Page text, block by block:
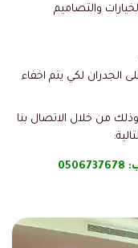
والتصاميم
الجدران لكي يتم اخفاء
من خلال الاتصال بنا
0506737678